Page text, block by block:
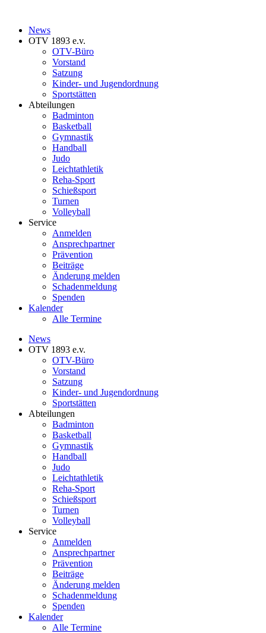
News
OTV 1893 e.v.
OTV-Büro
Vorstand
Satzung
Kinder- und Jugendordnung
Sportstätten
Abteilungen
Badminton
Basketball
Gymnastik
Handball
Judo
Leichtathletik
Reha-Sport
Schießsport
Turnen
Volleyball
Service
Anmelden
Ansprechpartner
Prävention
Beiträge
Änderung melden
Schadenmeldung
Spenden
Kalender
Alle Termine
News
OTV 1893 e.v.
OTV-Büro
Vorstand
Satzung
Kinder- und Jugendordnung
Sportstätten
Abteilungen
Badminton
Basketball
Gymnastik
Handball
Judo
Leichtathletik
Reha-Sport
Schießsport
Turnen
Volleyball
Service
Anmelden
Ansprechpartner
Prävention
Beiträge
Änderung melden
Schadenmeldung
Spenden
Kalender
Alle Termine